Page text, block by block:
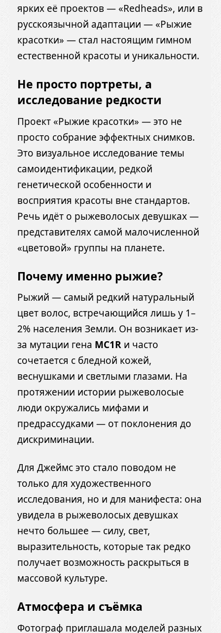
ярких её проектов — «Redheads», или в
русскоязычной адаптации — «Рыжие
красотки» — стал настоящим гимном
естественной красоты и уникальности.
Не просто портреты, а
исследование редкости
Проект «Рыжие красотки» — это не
просто собрание эффектных снимков.
Это визуальное исследование темы
самоидентификации, редкой
генетической особенности и
восприятия красоты вне стандартов.
Речь идёт о рыжеволосых девушках —
представителях самой малочисленной
«цветовой» группы на планете.
Почему именно рыжие?
Рыжий — самый редкий натуральный
цвет волос, встречающийся лишь у 1–
2% населения Земли. Он возникает из-
за мутации гена MC1R и часто
сочетается с бледной кожей,
веснушками и светлыми глазами. На
протяжении истории рыжеволосые
люди окружались мифами и
предрассудками — от поклонения до
дискриминации.
Для Джеймс это стало поводом не
только для художественного
исследования, но и для манифеста: она
увидела в рыжеволосых девушках
нечто большее — силу, свет,
выразительность, которые так редко
получает возможность раскрыться в
массовой культуре.
Атмосфера и съёмка
Фотограф приглашала моделей разных